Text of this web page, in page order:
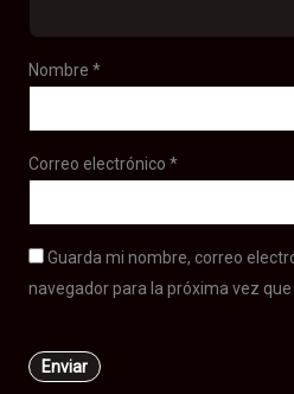
Nombre*
Correo electrónico*
Guarda mi nombre, correo
navegador para la próxima vez que